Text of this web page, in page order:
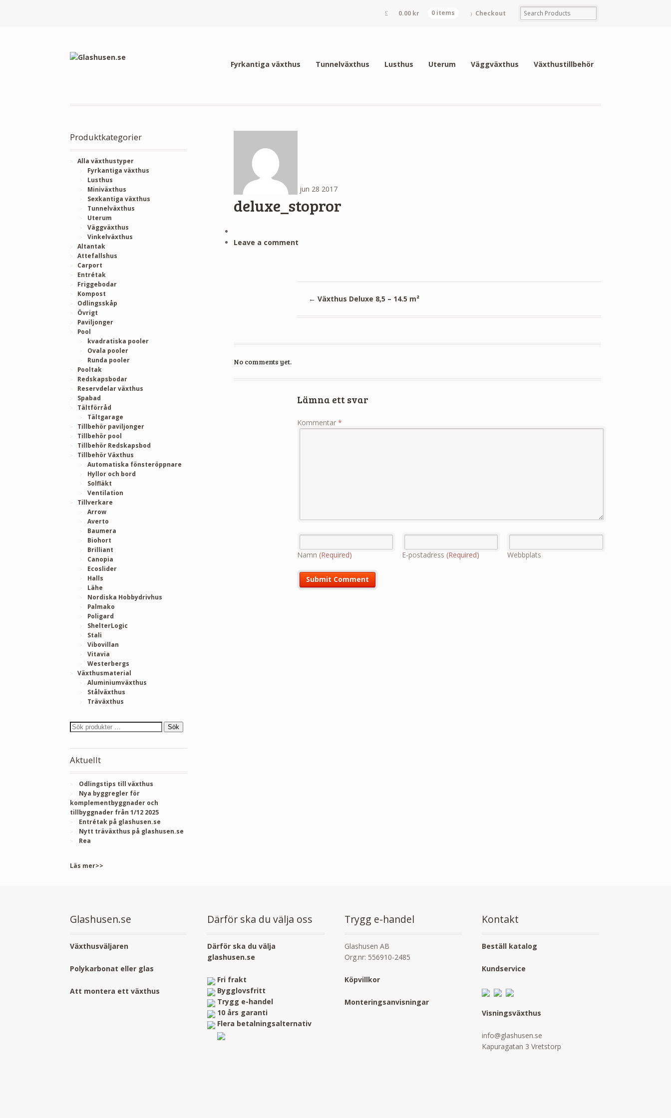
0.00 kr 0 items Checkout
Fyrkantiga växthus Tunnelväxthus Lusthus Uterum Väggväxthus Växthustillbehör
jun 28 2017
deluxe_stopror
Leave a comment
← Växthus Deluxe 8,5 – 14.5 m²
No comments yet.
Lämna ett svar
Kommentar*
Namn(Required) E-postadress(Required) Webbplats
Produktkategorier
Alla växthustyper
Fyrkantiga växthus
Lusthus
Miniväxthus
Sexkantiga växthus
Tunnelväxthus
Uterum
Väggväxthus
Vinkelväxthus
Altantak
Attefallshus
Carport
Entrétak
Friggebodar
Kompost
Odlingsskåp
Övrigt
Paviljonger
Pool
kvadratiska pooler
Ovala pooler
Runda pooler
Pooltak
Redskapsbodar
Reservdelar växthus
Spabad
Tältförråd
Tältgarage
Tillbehör paviljonger
Tillbehör pool
Tillbehör Redskapsbod
Tillbehör Växthus
Automatiska fönsteröppnare
Hyllor och bord
Solfläkt
Ventilation
Tillverkare
Arrow
Averto
Baumera
Biohort
Brilliant
Canopia
Ecoslider
Halls
Lähe
Nordiska Hobbydrivhus
Palmako
Poligard
ShelterLogic
Stali
Vibovillan
Vitavia
Westerbergs
Växthusmaterial
Aluminiumväxthus
Stålväxthus
Träväxthus
Sök
Aktuellt
Odlingstips till växthus
Nya byggregler för
komplementbyggnader och
tillbyggnader från 1/12 2025
Entrétak på glashusen.se
Nytt träväxthus på glashusen.se
Rea
Läs mer>>
Glashusen.se
Växthusväljaren
Polykarbonat eller glas
Att montera ett växthus
Därför ska du välja oss
Därför ska du välja
glashusen.se
Fri frakt
Bygglovsfritt
Trygg e-handel
10 års garanti
Flera betalningsalternativ
Trygg e-handel
Glashusen AB
Org.nr: 556910-2485
Köpvillkor
Monteringsanvisningar
Kontakt
Beställ katalog
Kundservice
Visningsväxthus
info@glashusen.se
Kapuragatan 3 Vretstorp